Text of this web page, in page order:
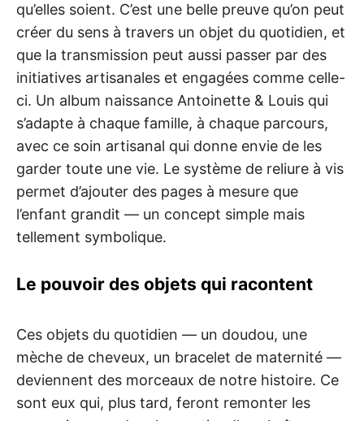
qu’elles soient. C’est une belle preuve qu’on peut
créer du sens à travers un objet du quotidien, et
que la transmission peut aussi passer par des
initiatives artisanales et engagées comme celle-
ci. Un album naissance Antoinette & Louis qui
s’adapte à chaque famille, à chaque parcours,
avec ce soin artisanal qui donne envie de les
garder toute une vie. Le système de reliure à vis
permet d’ajouter des pages à mesure que
l’enfant grandit — un concept simple mais
tellement symbolique.
Le pouvoir des objets qui racontent
Ces objets du quotidien — un doudou, une
mèche de cheveux, un bracelet de maternité —
deviennent des morceaux de notre histoire. Ce
sont eux qui, plus tard, feront remonter les